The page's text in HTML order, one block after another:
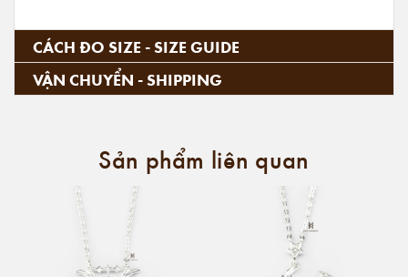
CÁCH ĐO SIZE - SIZE GUIDE
VẬN CHUYỂN - SHIPPING
Sản phẩm liên quan